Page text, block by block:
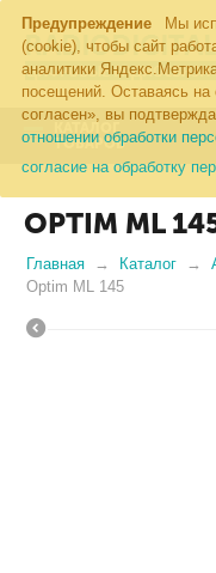
Предупреждение
Мы
(cookie), чтобы сайт
аналитики
посещений. Оставаясь на
согласен», вы
отношении обработки
согласие на обработку
КАТАЛОГ
ТОВАРОВ
OPTIM ML
Главная Каталог
Optim ML 145